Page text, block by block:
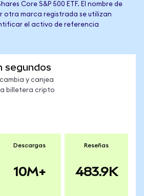
Core S&P 500 ETF. El nombre de
otra marca registrada se utilizan
el activo de referencia
segundos
y canjea
billetera cripto
Descargas
10M+
Reseñas
483.9K